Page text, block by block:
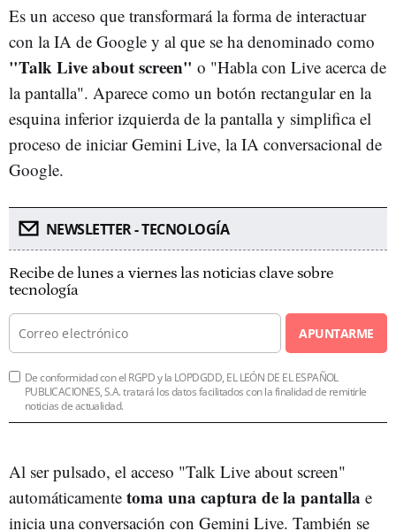
Es un acceso que transformará la forma de interactuar
con la IA de Google y al que se ha denominado como
"Talk Live about screen" o "Habla con Live acerca de
la pantalla". Aparece como un botón rectangular en la
esquina inferior izquierda de la pantalla y simplifica el
proceso de iniciar Gemini Live, la IA conversacional de
Google.
NEWSLETTER - TECNOLOGÍA
Recibe de lunes a viernes las noticias clave sobre
tecnología
APUNTARME
De conformidad con el RGPD y la LOPDGDD, EL LEÓN DE EL ESPAÑOL
PUBLICACIONES, S.A. tratará los datos facilitados con la finalidad de remitirle
noticias de actualidad.
Al ser pulsado, el acceso "Talk Live about screen"
automáticamente toma una captura de la pantalla e
inicia una conversación con Gemini Live. También se